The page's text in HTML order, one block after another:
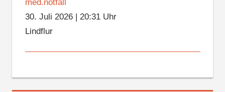
med.notfall
30. Juli 2026| 20:31 Uhr
Lindflur